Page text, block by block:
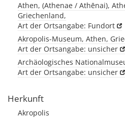
Athen, (Athenae / Athēnai),
Griechenland,
Art der Ortsangabe: Fundort
Akropolis-Museum, Athen,
Art der Ortsangabe: unsicher
Archäologisches
Art der Ortsangabe: unsicher
Herkunft
Akropolis